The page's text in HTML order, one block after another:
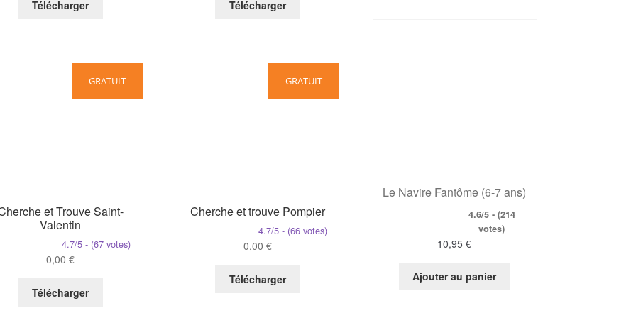
Télécharger Télécharger
GRATUIT
et Trouve Saint-
Valentin
4.7/5 - (67 votes)
0,00€
Télécharger
GRATUIT
Cherche et trouve Pompier
4.7/5 - (66 votes)
0,00 €
Télécharger
Le Navire Fantôme (6-7 ans)
4.6/5 - (214
votes)
10,95€
Ajouter au panier